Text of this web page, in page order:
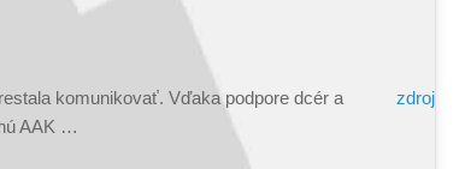
komunikovať. Vďaka podpore dcér a
AAK …
zdroj